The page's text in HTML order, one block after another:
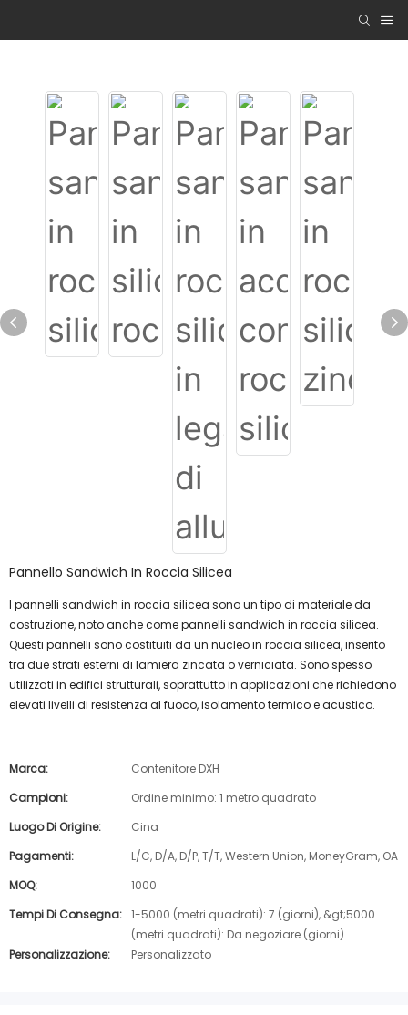
Pannello Sandwich In Roccia Silicea
I pannelli sandwich in roccia silicea sono un tipo di materiale da
costruzione, noto anche come pannelli sandwich in roccia silicea.
Questi pannelli sono costituiti da un nucleo in roccia silicea, inserito
tra due strati esterni di lamiera zincata o verniciata. Sono spesso
utilizzati in edifici strutturali, soprattutto in applicazioni che richiedono
elevati livelli di resistenza al fuoco, isolamento termico e acustico.
Marca:
Contenitore DXH
Campioni:
Ordine minimo: 1 metro quadrato
Luogo Di Origine:
Cina
Pagamenti:
L/C, D/A, D/P, T/T, Western Union, MoneyGram, OA
MOQ:
1000
Tempi Di Consegna: 1-5000 (metri quadrati): 7 (giorni), &gt;5000
(metri quadrati): Da negoziare (giorni)
Personalizzazione:
Personalizzato